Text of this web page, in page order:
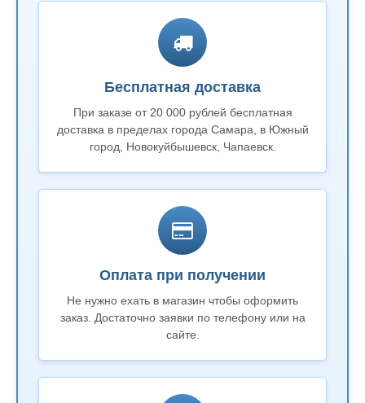
Бесплатная доставка
При заказе от 20 000 рублей бесплатная
доставка в пределах города Самара, в Южный
город, Новокуйбышевск, Чапаевск.
Оплата при получении
Не нужно ехать в магазин чтобы оформить
заказ. Достаточно заявки по телефону или на
сайте.